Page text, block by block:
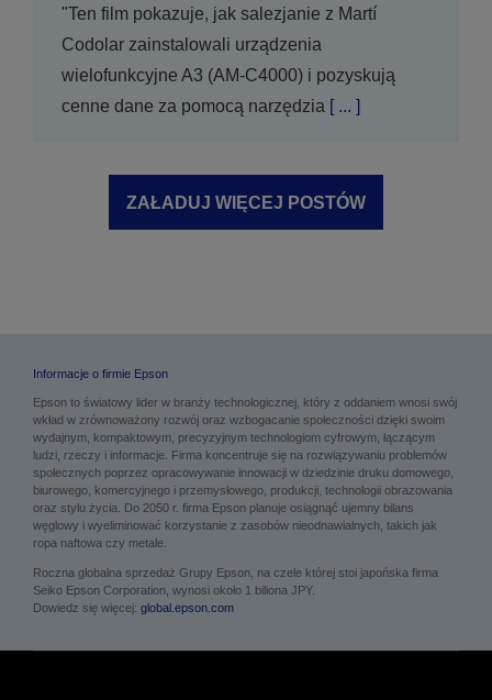
"Ten film pokazuje, jak salezjanie z Martí
Codolar zainstalowali urządzenia
wielofunkcyjne A3 (AM-C4000) i pozyskują
cenne dane za pomocą narzędzia [ ... ]
ZAŁADUJ WIĘCEJ POSTÓW
Informacje o firmie Epson
Epson to światowy lider w branży technologicznej, który z oddaniem wnosi swój
wkład w zrównoważony rozwój oraz wzbogacanie społeczności dzięki swoim
wydajnym, kompaktowym, precyzyjnym technologiom cyfrowym, łączącym
ludzi, rzeczy i informacje. Firma koncentruje się na rozwiązywaniu problemów
społecznych poprzez opracowywanie innowacji w dziedzinie druku domowego,
biurowego, komercyjnego i przemysłowego, produkcji, technologii obrazowania
oraz stylu życia. Do 2050 r. firma Epson planuje osiągnąć ujemny bilans
węglowy i wyeliminować korzystanie z zasobów nieodnawialnych, takich jak
ropa naftowa czy metale.
Roczna globalna sprzedaż Grupy Epson, na czele której stoi japońska firma
Seiko Epson Corporation, wynosi około 1 biliona JPY.
Dowiedz się więcej: global.epson.com